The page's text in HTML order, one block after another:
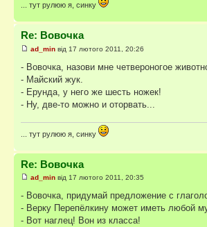
... тут рулюю я, синку
Re: Вовочка
ad_min від 17 лютого 2011, 20:26
- Вовочка, назови мне четвероногое
- Майский жук.
- Ерунда, у него же шесть ножек!
- Ну, две-то можно и оторвать...
... тут рулюю я, синку
Re: Вовочка
ad_min від 17 лютого 2011, 20:35
- Вовочка, придумай предложение с
- Верку Перепёлкину может иметь любой
- Вот наглец! Вон из класса!